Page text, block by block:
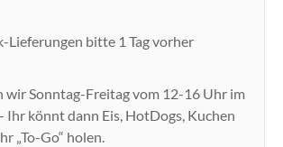
Lieferungen bitte 1 Tag vorher
wir Sonntag-Freitag vom 12-16 Uhr im
Ihr könnt dann Eis, HotDogs, Kuchen
„To-Go“ holen.